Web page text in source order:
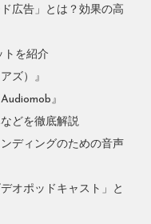
広告」とは？効果の高
トを紹介
ズ）』
』
どを徹底解説
ディングのための音声
オポッドキャスト」と